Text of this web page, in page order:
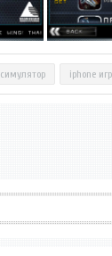
симулятор iphone